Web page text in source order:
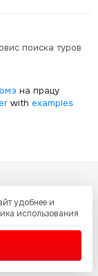
поиска туров
на працу
with examples
страниц защищены
Украины об
Любое
без письменного
удобнее и
использования